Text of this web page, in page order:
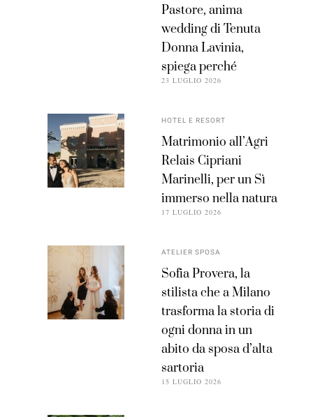
Pastore, anima
wedding di Tenuta
Donna Lavinia,
spiega perché
23 LUGLIO 2026
HOTEL E RESORT
Matrimonio all’Agri
Relais Cipriani
Marinelli, per un Sì
immerso nella natura
17 LUGLIO 2026
ATELIER SPOSA
Sofia Provera, la
stilista che a Milano
trasforma la storia di
ogni donna in un
abito da sposa d’alta
sartoria
15 LUGLIO 2026